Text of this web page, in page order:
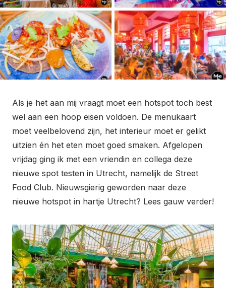
Als je het aan mij vraagt moet een hotspot toch best
wel aan een hoop eisen voldoen. De menukaart
moet veelbelovend zijn, het interieur moet er gelikt
uitzien én het eten moet goed smaken. Afgelopen
vrijdag ging ik met een vriendin en collega deze
nieuwe spot testen in Utrecht, namelijk de Street
Food Club. Nieuwsgierig geworden naar deze
nieuwe hotspot in hartje Utrecht? Lees gauw verder!